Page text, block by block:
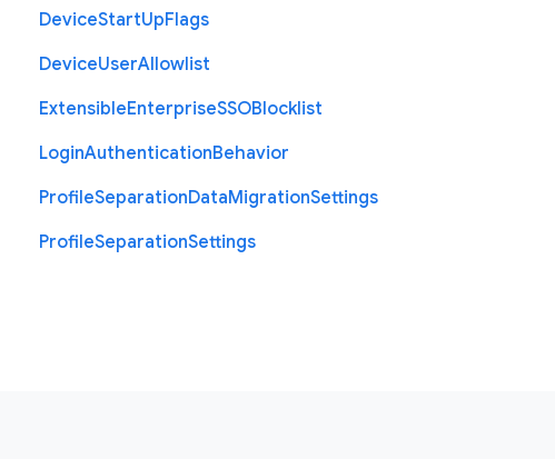
DeviceStartUpFlags
DeviceUserAllowlist
ExtensibleEnterpriseSSOBlocklist
LoginAuthenticationBehavior
ProfileSeparationDataMigrationSettings
ProfileSeparationSettings